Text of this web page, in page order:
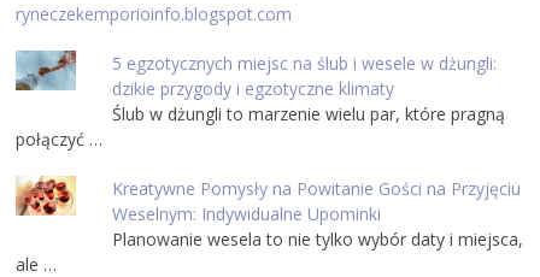
ryneczekemporioinfo.blogspot.com
5 egzotycznych miejsc na ślub i wesele w dżungli:
dzikie przygody i egzotyczne klimaty
Ślub w dżungli to marzenie wielu par, które pragną
połączyć …
Kreatywne Pomysły na Powitanie Gości na Przyjęciu
Weselnym: Indywidualne Upominki
Planowanie wesela to nie tylko wybór daty i miejsca,
ale …